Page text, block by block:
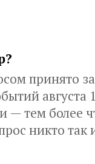
принято
августа
— тем более
никто так